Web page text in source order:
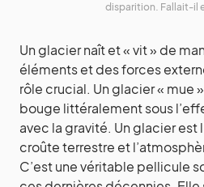
disparition. Fallait-il
Un glacier naît et « vit » de
éléments et des forces
rôle crucial. Un glacier « mue
bouge littéralement sous
avec la gravité. Un glacier est
croûte terrestre et
C’est une véritable pellicule